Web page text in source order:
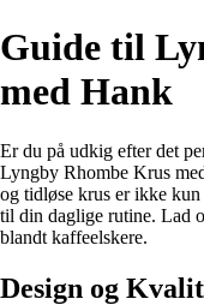
Guide til
med Hank
Er du på udkig efter det
Lyngby Rhombe Krus
og tidløse krus er ikke
til din daglige rutine. Lad
blandt kaffeelskere.
Design og